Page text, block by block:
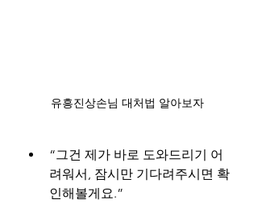
유흥진상손님 대처법 알아보자
“그건 제가 바로 도와드리기 어
려워서, 잠시만 기다려주시면 확
인해볼게요.”